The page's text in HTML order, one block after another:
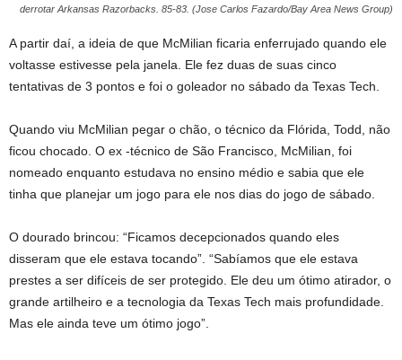
derrotar Arkansas Razorbacks. 85-83. (Jose Carlos Fazardo/Bay Area News Group)
A partir daí, a ideia de que McMilian ficaria enferrujado quando ele
voltasse estivesse pela janela. Ele fez duas de suas cinco
tentativas de 3 pontos e foi o goleador no sábado da Texas Tech.
Quando viu McMilian pegar o chão, o técnico da Flórida, Todd, não
ficou chocado. O ex -técnico de São Francisco, McMilian, foi
nomeado enquanto estudava no ensino médio e sabia que ele
tinha que planejar um jogo para ele nos dias do jogo de sábado.
O dourado brincou: “Ficamos decepcionados quando eles
disseram que ele estava tocando”. “Sabíamos que ele estava
prestes a ser difíceis de ser protegido. Ele deu um ótimo atirador, o
grande artilheiro e a tecnologia da Texas Tech mais profundidade.
Mas ele ainda teve um ótimo jogo”.